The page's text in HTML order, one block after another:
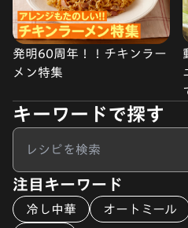
発明60周年！！チキンラー
メン特集
キーワードで探す
注目キーワード
冷し中華 オートミール